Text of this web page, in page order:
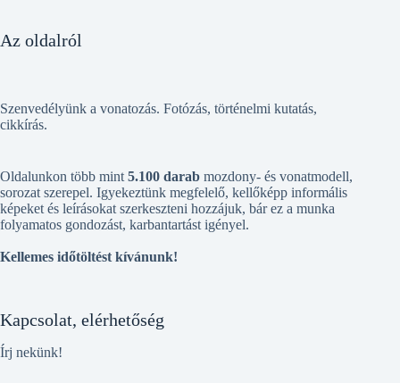
Az oldalról
Szenvedélyünk a vonatozás. Fotózás, történelmi kutatás,
cikkírás.
Oldalunkon több mint 5.100 darab mozdony- és vonatmodell,
sorozat szerepel. Igyekeztünk megfelelő, kellőképp informális
képeket és leírásokat szerkeszteni hozzájuk, bár ez a munka
folyamatos gondozást, karbantartást igényel.
Kellemes időtöltést kívánunk!
Kapcsolat, elérhetőség
Írj nekünk!